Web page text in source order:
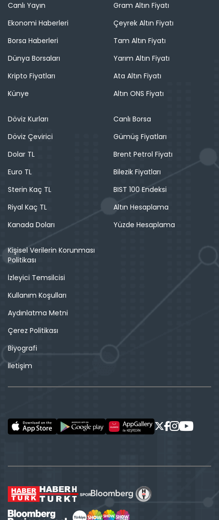
Canlı Yayın
Ekonomi Haberleri
Borsa Haberleri
Dünya Borsaları
Kripto Fiyatları
Künye
Gram Altın Fiyatı
Çeyrek Altın Fiyatı
Tam Altın Fiyatı
Yarım Altın Fiyatı
Ata Altın Fiyatı
Altın ONS Fiyatı
Döviz Kurları
Döviz Çevirici
Dolar TL
Euro TL
Sterin Kaç TL
Riyal Kaç TL
Kanada Doları
Canlı Borsa
Gümüş Fiyatları
Brent Petrol Fiyatı
Bilezik Fiyatları
BIST 100 Endeksi
Altın Hesaplama
Yüzde Hesaplama
Kişisel Verilerin Korunması
Politikası
İzleyici Temsilcisi
Kullanım Koşulları
Aydınlatma Metni
Çerez Politikası
Biyografi
İletişim